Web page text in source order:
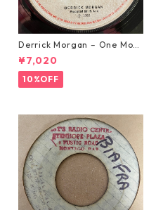
Derrick Morgan – One Morn
ing In May【7-21653】
¥7,020
10%OFF